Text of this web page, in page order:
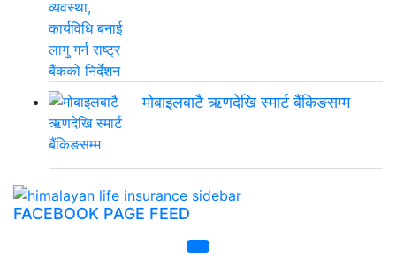
मोबाइलबाटै ऋणदेखि स्मार्ट बैंकिङसम्म
FACEBOOK PAGE FEED